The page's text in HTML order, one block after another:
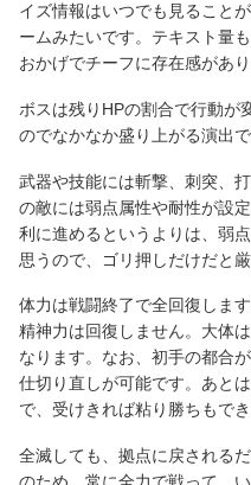
イズ情報はいつでも見ること
ームみたいです。テキスト量
おかげでチーフに存在感があり
ボスは残りHPの割合で行動が
のでなかなか盛り上がる演出で
武器や技能には斬撃、刺突、
の敵には弱点属性や耐性が設
利に進めるというよりは、弱
思うので、ゴリ押しだけだと
体力は戦闘終了で全回復しま
精神力は回復しません。大体
なります。なお、初手の都合
仕切り直しが可能です。あと
で、受けきれば粘り勝ちもでき
全滅しても、拠点に戻される